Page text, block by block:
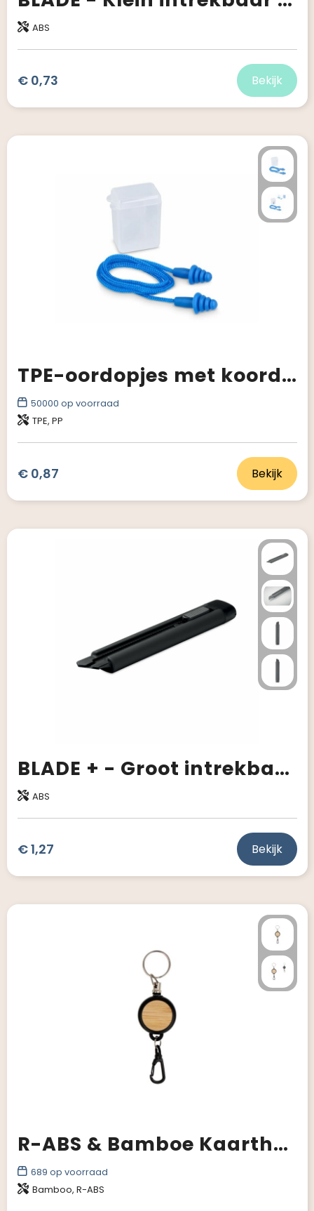
ABS
€ 0,73 Bekijk
TPE-oordopjes met koord EN 352-2 32 dB
50000 op voorraad
TPE, PP
€ 0,87 Bekijk
BLADE + - Groot intrekbaar afbreekmes
ABS
€ 1,27 Bekijk
R-ABS & Bamboe Kaarthouder
689 op voorraad
Bamboo, R-ABS